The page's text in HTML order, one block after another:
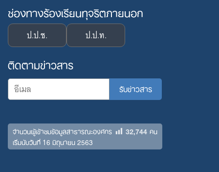
ช่องทางร้องเรียนทุจริตภายนอก
ป.ป.ช. ป.ป.ท.
ติดตามข่าวสาร
จำนวนผู้เข้าชมข้อมูลสาธารณะองค์กร 32,744คน
เริ่มนับวันที่ 16 มิถุนายน 2563